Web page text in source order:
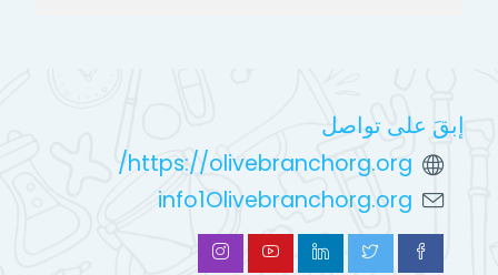
إبقَ على تواصل
https://olivebranchorg.org/
info1Olivebranchorg.org